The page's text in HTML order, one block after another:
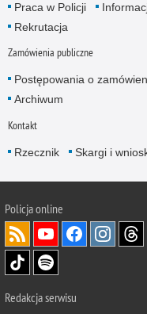
Praca w Policji
Rekrutacja
Zamówienia publiczne
Postępowania o
Archiwum
Kontakt
Rzecznik Skargi i
Policjaonline
Redakcja serwisu